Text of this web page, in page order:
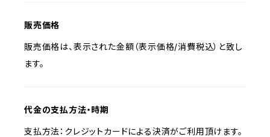
販売価格
販売価格は、表示された金額（表示価格/消費税込）と致し
ます。
代金の支払方法・時期
支払方法：クレジットカードによる決済がご利用頂けます。